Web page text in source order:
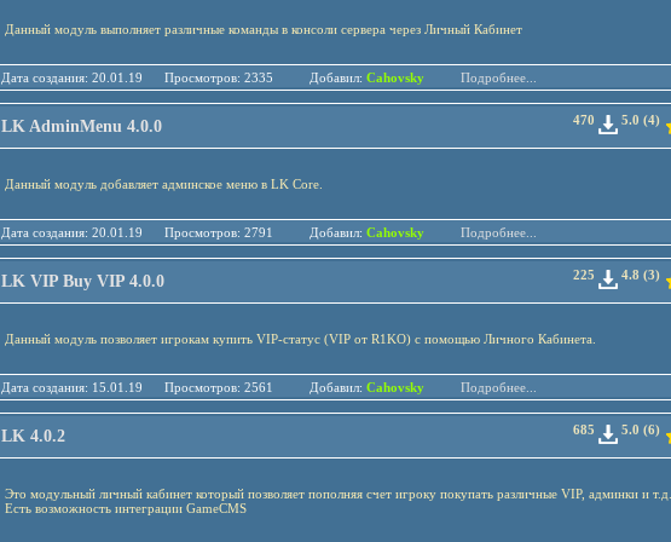
Данный модуль выполняет различные команды в консоли сервера через Личный Кабинет
Дата создания: 20.01.19 Просмотров: 2335 Добавил: Cahovsky Подробнее...
LK AdminMenu 4.0.0 470 5.0 (4)
Данный модуль добавляет админское меню в LK Core.
Дата создания: 20.01.19 Просмотров: 2791 Добавил: Cahovsky Подробнее...
LK VIP Buy VIP 4.0.0 225 4.8 (3)
Данный модуль позволяет игрокам купить VIP-статус (VIP от R1KO) с помощью Личного Кабинета.
Дата создания: 15.01.19 Просмотров: 2561 Добавил: Cahovsky Подробнее...
LK 4.0.2 685 5.0 (6)
Это модульный личный кабинет который позволяет пополняя счет игроку покупать различные VIP, админки и т.д.
Есть возможность интеграции GameCMS